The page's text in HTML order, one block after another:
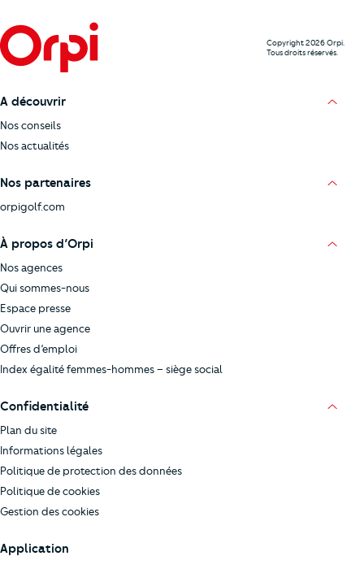
Copyright 2026 Orpi.
Tous droits réservés.
A découvrir
Nos conseils
Nos actualités
Nos partenaires
orpigolf.com
À propos d’Orpi
Nos agences
Qui sommes-nous
Espace presse
Ouvrir une agence
Offres d’emploi
Index égalité femmes-hommes – siège social
Confidentialité
Plan du site
Informations légales
Politique de protection des données
Politique de cookies
Gestion des cookies
Application